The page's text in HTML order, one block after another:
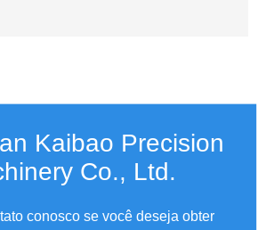
Kaibao Precision
Co., Ltd.
conosco se você deseja obter